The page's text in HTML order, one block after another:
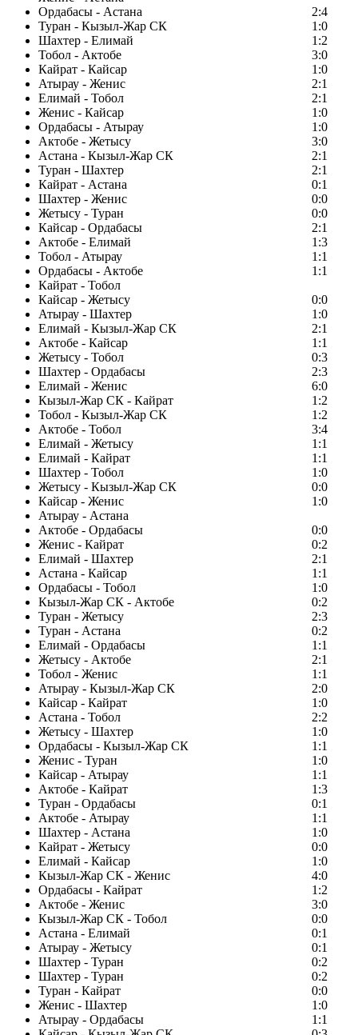
Ордабасы - Астана
2:4
Туран - Кызыл-Жар СК
1:0
Шахтер - Елимай
1:2
Тобол - Актобе
3:0
Кайрат - Кайсар
1:0
Атырау - Женис
2:1
Елимай - Тобол
2:1
Женис - Кайсар
1:0
Ордабасы - Атырау
1:0
Актобе - Жетысу
3:0
Астана - Кызыл-Жар СК
2:1
Туран - Шахтер
2:1
Кайрат - Астана
0:1
Шахтер - Женис
0:0
Жетысу - Туран
0:0
Кайсар - Ордабасы
2:1
Актобе - Елимай
1:3
Тобол - Атырау
1:1
Ордабасы - Актобе
1:1
Кайрат - Тобол
Кайсар - Жетысу
0:0
Атырау - Шахтер
1:0
Елимай - Кызыл-Жар СК
2:1
Актобе - Кайсар
1:1
Жетысу - Тобол
0:3
Шахтер - Ордабасы
2:3
Елимай - Женис
6:0
Кызыл-Жар СК - Кайрат
1:2
Тобол - Кызыл-Жар СК
1:2
Актобе - Тобол
3:4
Елимай - Жетысу
1:1
Елимай - Кайрат
1:1
Шахтер - Тобол
1:0
Жетысу - Кызыл-Жар СК
0:0
Кайсар - Женис
1:0
Атырау - Астана
Актобе - Ордабасы
0:0
Женис - Кайрат
0:2
Елимай - Шахтер
2:1
Астана - Кайсар
1:1
Ордабасы - Тобол
1:0
Кызыл-Жар СК - Актобе
0:2
Туран - Жетысу
2:3
Туран - Астана
0:2
Елимай - Ордабасы
1:1
Жетысу - Актобе
2:1
Тобол - Женис
1:1
Атырау - Кызыл-Жар СК
2:0
Кайсар - Кайрат
1:0
Астана - Тобол
2:2
Жетысу - Шахтер
1:0
Ордабасы - Кызыл-Жар СК
1:1
Женис - Туран
1:0
Кайсар - Атырау
1:1
Актобе - Кайрат
1:3
Туран - Ордабасы
0:1
Актобе - Атырау
1:1
Шахтер - Астана
1:0
Кайрат - Жетысу
0:0
Елимай - Кайсар
1:0
Кызыл-Жар СК - Женис
4:0
Ордабасы - Кайрат
1:2
Актобе - Женис
3:0
Кызыл-Жар СК - Тобол
0:0
Астана - Елимай
0:1
Атырау - Жетысу
0:1
Шахтер - Туран
0:2
Шахтер - Туран
0:2
Туран - Кайрат
0:0
Женис - Шахтер
1:0
Атырау - Ордабасы
1:1